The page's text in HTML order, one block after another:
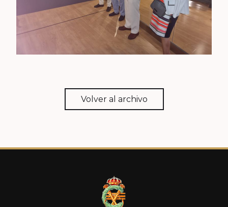
Volver al archivo